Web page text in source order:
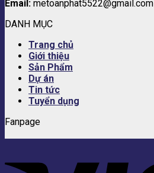
Email: metoanphat5522@gmail.com
DANH MỤC
Trang chủ
Giới thiệu
Sản Phẩm
Dự án
Tin tức
Tuyển dụng
Fanpage